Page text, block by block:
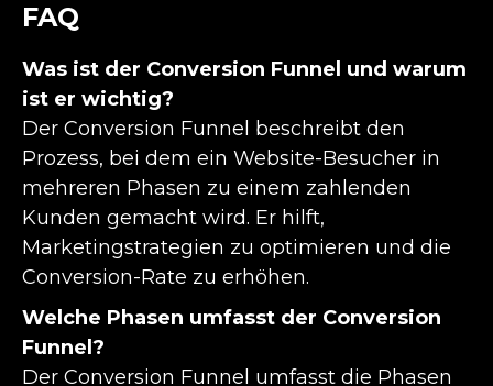
FAQ
Was ist der Conversion Funnel und warum
ist er wichtig?
Der Conversion Funnel beschreibt den
Prozess, bei dem ein Website-Besucher in
mehreren Phasen zu einem zahlenden
Kunden gemacht wird. Er hilft,
Marketingstrategien zu optimieren und die
Conversion-Rate zu erhöhen.
Welche Phasen umfasst der Conversion
Funnel?
Der Conversion Funnel umfasst die Phasen